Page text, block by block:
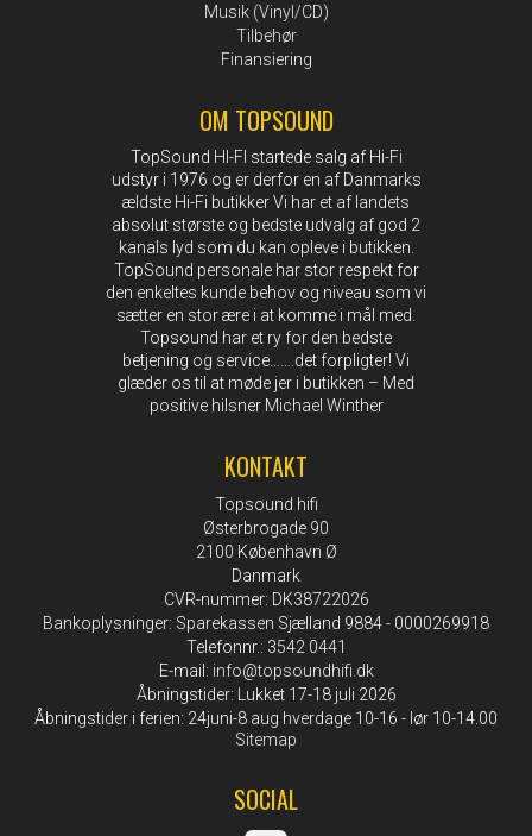
Musik (Vinyl/CD)
Tilbehør
Finansiering
OM TOPSOUND
TopSound HI-FI startede salg af Hi-Fi
udstyr i 1976 og er derfor en af Danmarks
ældste Hi-Fi butikker Vi har et af landets
absolut største og bedste udvalg af god 2
kanals lyd som du kan opleve i butikken.
TopSound personale har stor respekt for
den enkeltes kunde behov og niveau som vi
sætter en stor ære i at komme i mål med.
Topsound har et ry for den bedste
betjening og service…….det forpligter! Vi
glæder os til at møde jer i butikken – Med
positive hilsner Michael Winther
KONTAKT
Topsound hifi
Østerbrogade 90
2100 København Ø
Danmark
CVR-nummer: DK38722026
Bankoplysninger: Sparekassen Sjælland 9884 - 0000269918
Telefonnr.: 3542 0441
E-mail : info@topsoundhifi.dk
Åbningstider: Lukket 17-18 juli 2026
Åbningstider i ferien: 24juni-8 aug hverdage 10-16 - lør 10-14.00
Sitemap
SOCIAL